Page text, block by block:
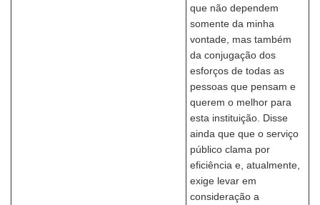
que não dependem
somente da minha
vontade, mas também
da conjugação dos
esforços de todas as
pessoas que pensam e
querem o melhor para
esta instituição. Disse
ainda que que o serviço
público clama por
eficiência e, atualmente,
exige levar em
consideração a